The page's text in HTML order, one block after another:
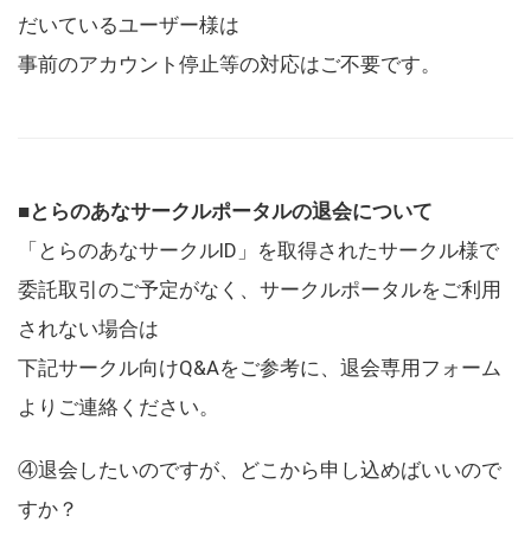
だいているユーザー様は
事前のアカウント停止等の対応はご不要です。
■とらのあなサークルポータルの退会について
「とらのあなサークルID」を取得されたサークル様で
委託取引のご予定がなく、サークルポータルをご利用
されない場合は
下記サークル向けQ&Aをご参考に、退会専用フォーム
よりご連絡ください。
④退会したいのですが、どこから申し込めばいいので
すか？